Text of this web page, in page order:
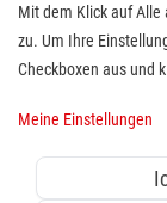
Finde
Arbeitgeber im
Suche
Jobs suchen
Mit dem Klick auf Alle
zu. Um Ihre
Checkboxen aus und
Meine Einstellungen